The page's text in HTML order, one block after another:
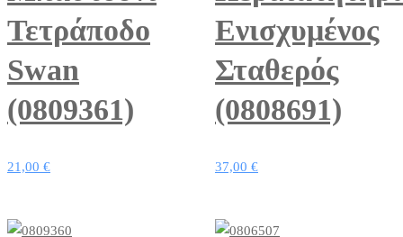
Τετράποδο
Swan
(0809361)
21,00 €
Ενισχυμένος
Σταθερός
(0808691)
37,00 €